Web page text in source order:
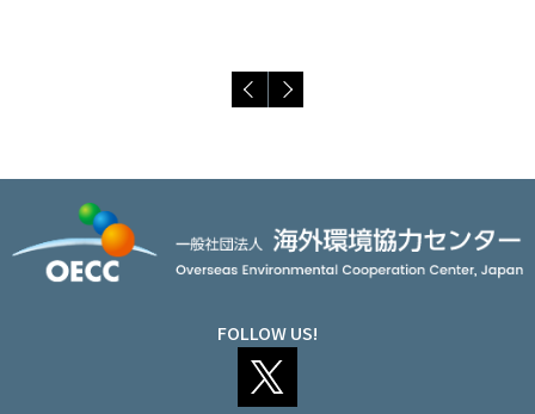
FOLLOW US!